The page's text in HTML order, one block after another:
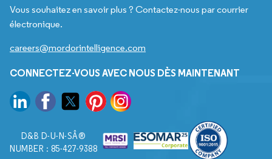
Vous souhaitez en savoir plus ? Contactez-nous par courrier
électronique.
careers@mordorintelligence.com
CONNECTEZ-VOUS AVEC NOUS DÈS MAINTENANT
D&B D-U-N-SÂ®
NUMBER : 85-427-9388